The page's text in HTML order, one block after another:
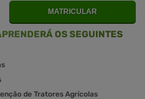
MATRICULAR
OS SEGUINTES
de Tratores Agrícolas